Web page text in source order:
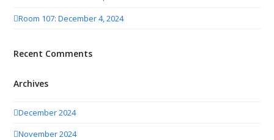
Room 107: December 4, 2024
Recent Comments
Archives
December 2024
November 2024